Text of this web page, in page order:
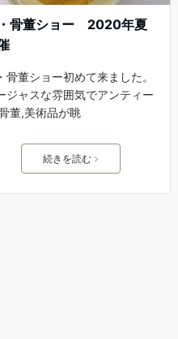
骨董ショー 2020年夏
骨董ショー初めて来ました。
ジャスな雰囲気でアンティー
董,美術品が眺
続きを読む